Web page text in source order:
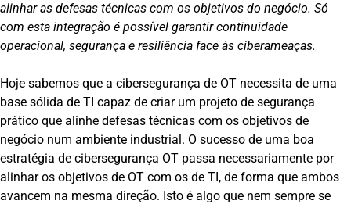
alinhar as defesas técnicas com os objetivos do negócio. Só
com esta integração é possível garantir continuidade
operacional, segurança e resiliência face às ciberameaças.
Hoje sabemos que a cibersegurança de OT necessita de uma
base sólida de TI capaz de criar um projeto de segurança
prático que alinhe defesas técnicas com os objetivos de
negócio num ambiente industrial. O sucesso de uma boa
estratégia de cibersegurança OT passa necessariamente por
alinhar os objetivos de OT com os de TI, de forma que ambos
avancem na mesma direção. Isto é algo que nem sempre se